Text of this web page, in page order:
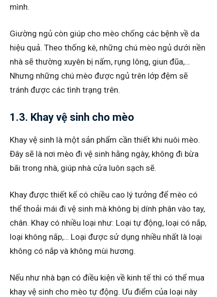
mình.
Giường ngủ còn giúp cho mèo chống các bệnh về da
hiệu quả. Theo thống kê, những chú mèo ngủ dưới nền
nhà sẽ thường xuyên bị nấm, rụng lông, giun đũa,…
Nhưng những chú mèo được ngủ trên lớp đệm sẽ
tránh được các tình trạng trên.
1.3. Khay vệ sinh cho mèo
Khay vệ sinh là một sản phẩm cần thiết khi nuôi mèo.
Đây sẽ là nơi mèo đi vệ sinh hằng ngày, không đi bừa
bãi trong nhà, giúp nhà cửa luôn sạch sẽ.
Khay được thiết kế có chiều cao lý tưởng để mèo có
thể thoải mái đi vệ sinh mà không bị dính phân vào tay,
chân. Khay có nhiều loại như: Loại tự động, loại có nắp,
loại không nắp,… Loại được sử dụng nhiều nhất là loại
không có nắp và không mùi hương.
Nếu như nhà bạn có điều kiện về kinh tế thì có thể mua
khay vệ sinh cho mèo tự động. Ưu điểm của loại này